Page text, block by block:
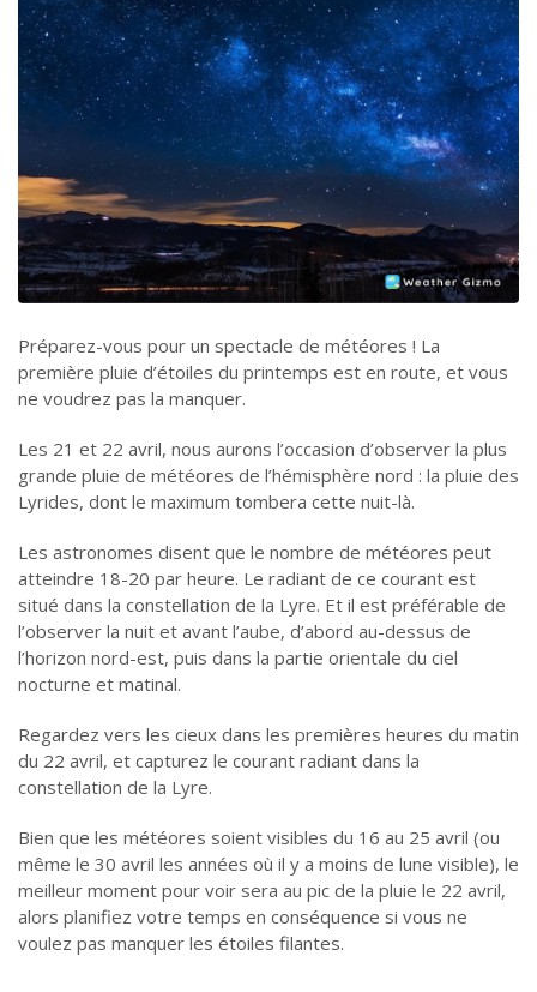
Préparez-vous pour un spectacle de météores ! La
première pluie d’étoiles du printemps est en route, et vous
ne voudrez pas la manquer.
Les 21 et 22 avril, nous aurons l’occasion d’observer la plus
grande pluie de météores de l’hémisphère nord : la pluie des
Lyrides, dont le maximum tombera cette nuit-là.
Les astronomes disent que le nombre de météores peut
atteindre 18-20 par heure. Le radiant de ce courant est
situé dans la constellation de la Lyre. Et il est préférable de
l’observer la nuit et avant l’aube, d’abord au-dessus de
l’horizon nord-est, puis dans la partie orientale du ciel
nocturne et matinal.
Regardez vers les cieux dans les premières heures du matin
du 22 avril, et capturez le courant radiant dans la
constellation de la Lyre.
Bien que les météores soient visibles du 16 au 25 avril (ou
même le 30 avril les années où il y a moins de lune visible), le
meilleur moment pour voir sera au pic de la pluie le 22 avril,
alors planifiez votre temps en conséquence si vous ne
voulez pas manquer les étoiles filantes.